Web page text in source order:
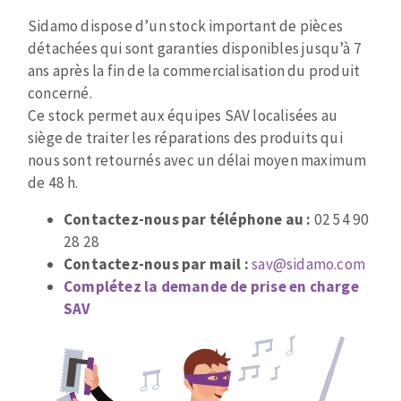
Nettoyage
Fraises carbure
Fers et plaquettes
Lames de scie à ruban
ABRASIFS APPLIQUÉS
Disques auto-agrippant
Bandes abrasives
Disques fibre et papier
Plateaux supports
Disques abrasifs agglomérés
Disques à lamelles
Type
de
paragraphe
Sidamo dispose d’un stock important de pièces
détachées qui sont garanties disponibles jusqu’à 7
ans après la fin de la commercialisation du produit
concerné.
Ce stock permet aux équipes SAV localisées au
siège de traiter les réparations des produits qui
nous sont retournés avec un délai moyen maximum
de 48 h.
Contactez-nous par téléphone au : 02 54 90
28 28
Contactez-nous par mail :sav@sidamo.com
Complétez la demande de prise en charge
SAV